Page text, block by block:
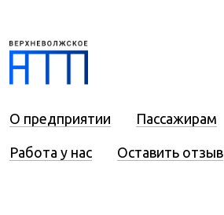
О предприятии Пассажирам
Работа у нас Оставить отзыв